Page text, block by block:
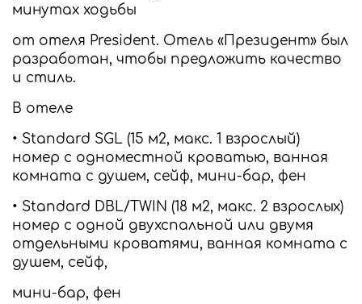
минутах ходьбы
от отеля President. Отель «Президент» был
разработан, чтобы предложить качество
и стиль.
В отеле
• Standard SGL (15 м2, макс. 1 взрослый)
номер с одноместной кроватью, ванная
комната с душем, сейф, мини-бар, фен
• Standard DBL/TWIN (18 м2, макс. 2 взрослых)
номер с одной двухспальной или двумя
отдельными кроватями, ванная комната с
душем, сейф,
мини-бар, фен